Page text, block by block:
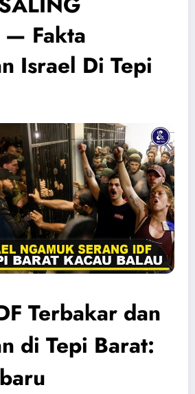
— Fakta
Israel Di Tepi
Terbakar dan
di Tepi Barat: